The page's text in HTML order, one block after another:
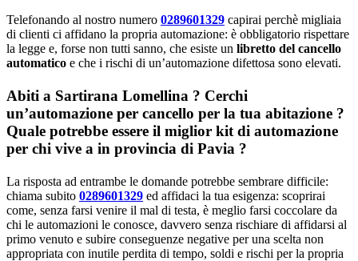
Telefonando al nostro numero 0289601329 capirai perchè migliaia
di clienti ci affidano la propria automazione: è obbligatorio rispettare
la legge e, forse non tutti sanno, che esiste un libretto del cancello
automatico e che i rischi di un’automazione difettosa sono elevati.
Abiti a Sartirana Lomellina ? Cerchi
un’automazione per cancello per la tua abitazione ?
Quale potrebbe essere il miglior kit di automazione
per chi vive a in provincia di Pavia ?
La risposta ad entrambe le domande potrebbe sembrare difficile:
chiama subito 0289601329 ed affidaci la tua esigenza: scoprirai
come, senza farsi venire il mal di testa, è meglio farsi coccolare da
chi le automazioni le conosce, davvero senza rischiare di affidarsi al
primo venuto e subire conseguenze negative per una scelta non
appropriata con inutile perdita di tempo, soldi e rischi per la propria